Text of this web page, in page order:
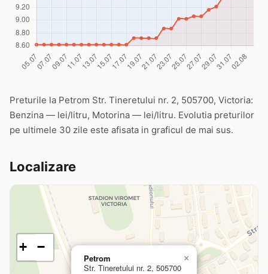
Preturile la Petrom Str. Tineretului nr. 2, 505700, Victoria:
Benzina — lei/litru, Motorina — lei/litru. Evolutia preturilor
pe ultimele 30 zile este afisata in graficul de mai sus.
Localizare
Petrom
Str. Tineretului nr. 2, 505700
×
+ −